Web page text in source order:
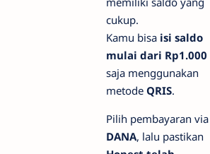
cukup.
Kamu bisa isi saldo
mulai dari Rp1.000
saja menggunakan
metode QRIS.
Pilih pembayaran via
DANA, lalu pastikan